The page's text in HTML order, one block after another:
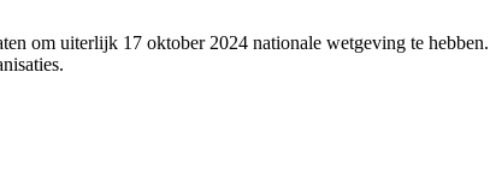
om uiterlijk 17 oktober 2024 nationale wetgeving te